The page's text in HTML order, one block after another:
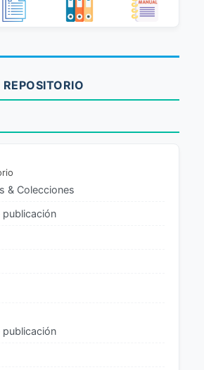
& Colecciones
publicación
publicación